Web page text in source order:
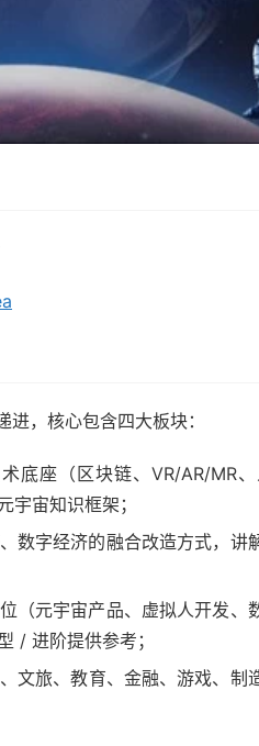
，核心包含四大板块：
底座（区块链、VR/AR/MR
宙知识框架；
数字经济的融合改造方式，讲
（元宇宙产品、虚拟人开发、
/ 进阶提供参考；
文旅、教育、金融、游戏、制